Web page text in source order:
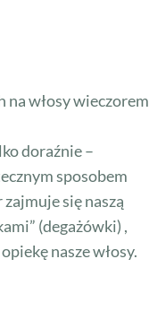
na włosy wieczorem
doraźnie –
sposobem
się naszą
(degażówki) ,
nasze włosy.